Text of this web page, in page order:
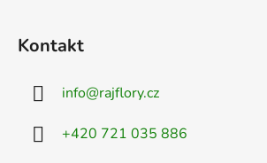
Kontakt
info@rajflory.cz
+420 721 035 886